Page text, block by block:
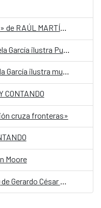
«La presencia de las mariposas» de RAÚL MARTÍNEZ
PARTE II: Cómo Nannette Mariela García ilustra Puerto Rico
PARTE I: Cómo Nannette Mariela García ilustra mundos mágicos
CONTANDO
cruza fronteras»
Moore